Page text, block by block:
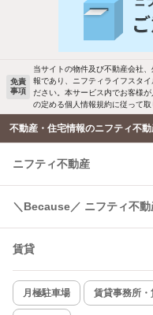
バス・トイレ別
駐車場あり
洗濯機置場あり
エアコンあり
温水洗浄便座
コンロ2口以上
新着のみ
免責
事項
当サイトの物件及び不動産会社
報であり、ニフティライフスタ
ださい。本サービス内でお客様
の定める個人情報規約に従って取
不動産・住宅情報のニフティ不
ニフティ不動産
＼Because／ ニフティ不動
賃貸
月極駐車場 賃貸事務所